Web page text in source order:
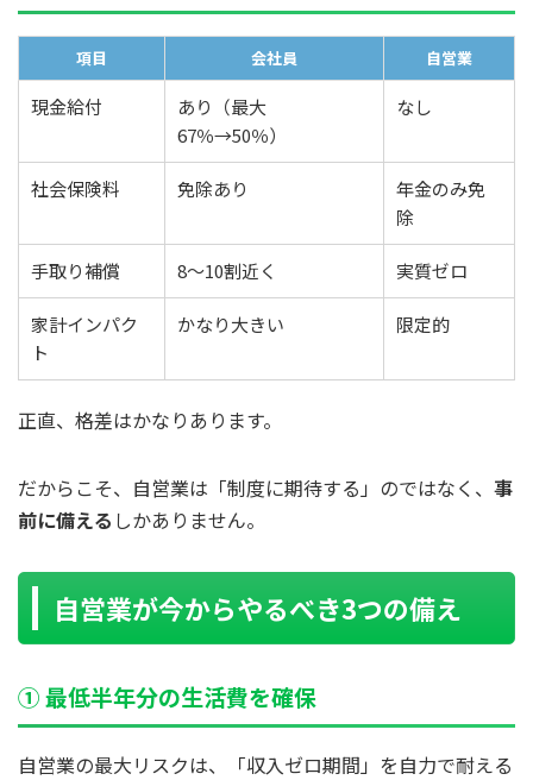
項目 会社員 自営業
現金給付
あり（最大
67％→50％）
なし
社会保険料 免除あり
年金のみ免
除
手取り補償 8〜10割近く 実質ゼロ
家計インパク
ト
かなり大きい 限定的
正直、格差はかなりあります。
だからこそ、自営業は「制度に期待する」のではなく、 事
前に備える しかありません。
自営業が今からやるべき3つの備え
① 最低半年分の生活費を確保
自営業の最大リスクは、「収入ゼロ期間」を自力で耐える